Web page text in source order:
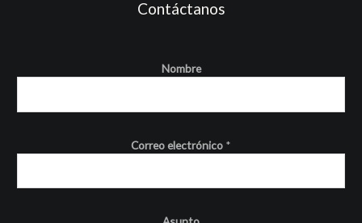
Contáctanos
Nombre
Correo electrónico *